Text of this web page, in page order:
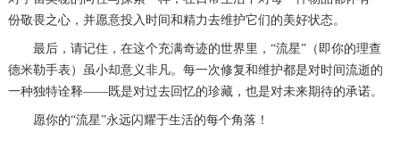
份敬畏之心，并愿意投入时间和精力去维护它们的美好状态。
最后，请记住，在这个充满奇迹的世界里，“流星”（即你的理查
德米勒手表）虽小却意义非凡。每一次修复和维护都是对时间流逝的
一种独特诠释——既是对过去回忆的珍藏，也是对未来期待的承诺。
愿你的“流星”永远闪耀于生活的每个角落！